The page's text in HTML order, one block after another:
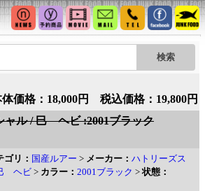
体価格：18,000円 税込価格：19,800円
ャル / 巳 ヘビ :2001ブラック
ゴリ： 国産ルアー > メーカー： ハトリーズス
ヘビ > カラー： 2001ブラック >状態：